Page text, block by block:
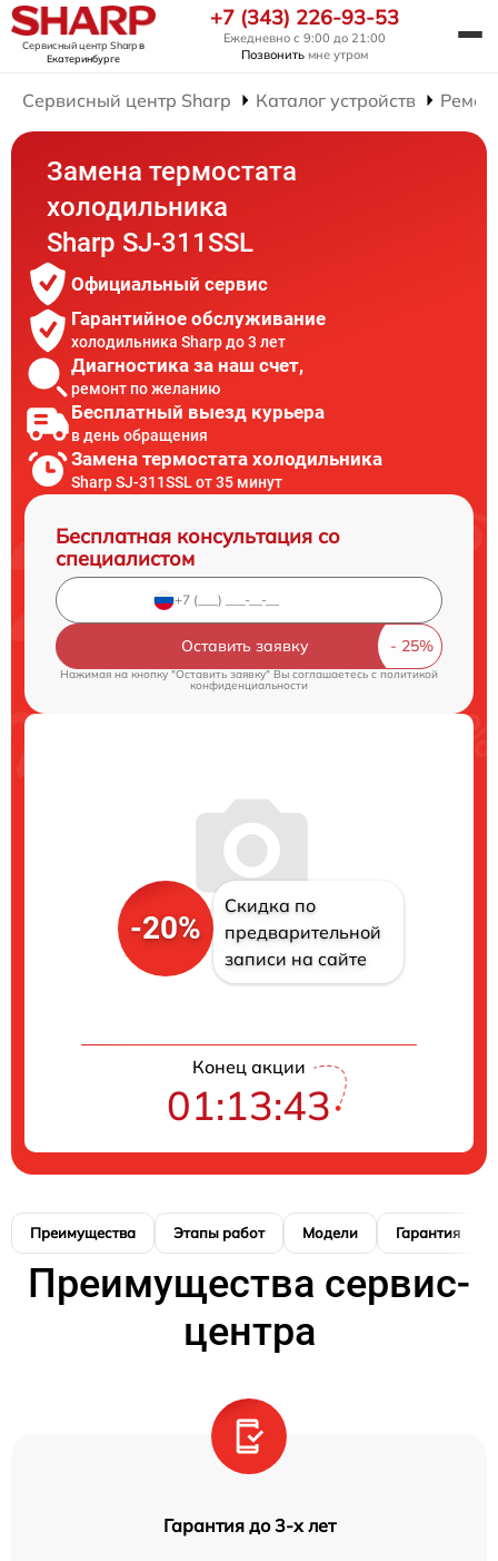
Сервисный центр Sharpв
Екатеринбурге
+7 (343) 226-93-53
Ежедневно с 9:00 до 21:00
Позвонить мне утром
Сервисный центр Sharp Каталог устройств
Замена термостата
холодильника
Sharp SJ-311SSL
Официальный сервис
Гарантийное обслуживание
холодильника Sharp до 3 лет
Диагностика за наш счет,
ремонт по желанию
Бесплатный выезд курьера
в день обращения
Замена термостата холодильника
Sharp SJ-311SSL от 35 минут
Бесплатная консультация со
специалистом
Оставить заявку
Нажимая на кнопку "Оставить заявку" Вы соглашаетесь cполитикой
конфиденциальности
-20%
Скидка по
предварительной
записи на сайте
Конец акции
01:13:42
Преимущества Этапы работ Модели Гарантия
Преимущества сервис-
центра
Гарантия до 3-х лет